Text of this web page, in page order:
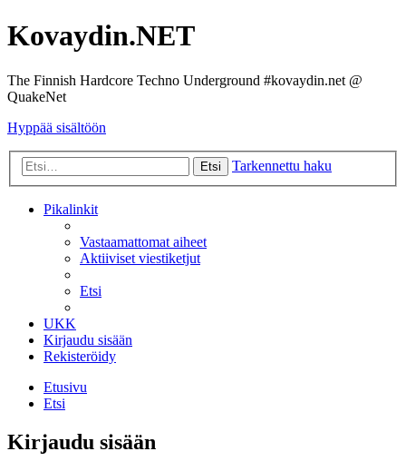
Kovaydin.NET
The Finnish Hardcore Techno Underground #kovaydin.net @
QuakeNet
Hyppää sisältöön
Etsi Tarkennettu haku
Pikalinkit
Vastaamattomat aiheet
Aktiiviset viestiketjut
Etsi
UKK
Kirjaudu sisään
Rekisteröidy
Etusivu
Etsi
Kirjaudu sisään